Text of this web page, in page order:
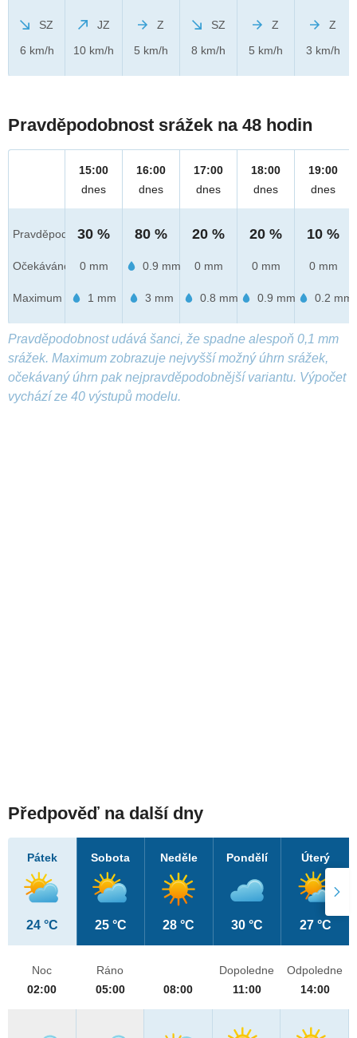
SZ
6 km/h
JZ
10 km/h
Z
5 km/h
SZ
8 km/h
Z
5 km/h
Z
3 km/h
Pravděpodobnost srážek na 48 hodin
Pravděpod.
Očekáváno
Maximum
15:00
dnes
30 %
0 mm
1 mm
16:00
dnes
80 %
0.9 mm
3 mm
17:00
dnes
20 %
0 mm
0.8 mm
18:00
dnes
20 %
0 mm
0.9 mm
19:00
dnes
10 %
0 mm
0.2 mm
Pravděpodobnost udává šanci, že spadne alespoň 0,1 mm
srážek. Maximum zobrazuje nejvyšší možný úhrn srážek,
očekávaný úhrn pak nejpravděpodobnější variantu. Výpočet
vychází ze 40 výstupů modelu.
Předpověď na další dny
Pátek
24 °C
Sobota
25 °C
Neděle
28 °C
Pondělí
30 °C
Úterý
27 °C
Noc
02:00
Ráno
05:00
08:00
Dopoledne
11:00
Odpoledne
14:00